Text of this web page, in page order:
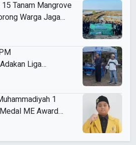
Tanam Mangrove
Warga Jaga
Liga
1
ME Award